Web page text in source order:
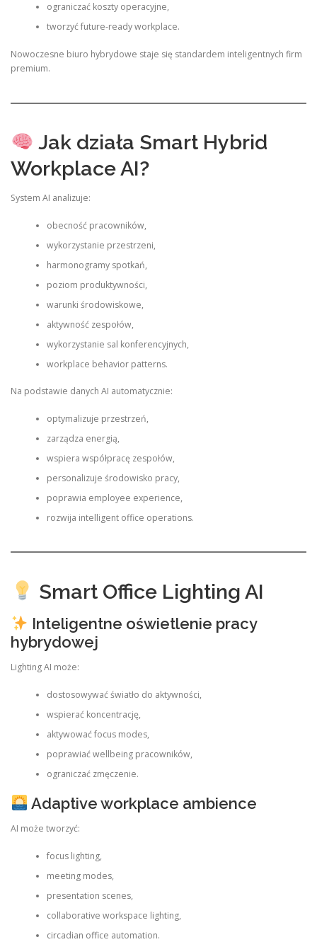
ograniczać koszty operacyjne,
tworzyć future-ready workplace.
Nowoczesne biuro hybrydowe staje się standardem inteligentnych firm
premium.
Jak działa Smart Hybrid
Workplace AI?
System AI analizuje:
obecność pracowników,
wykorzystanie przestrzeni,
harmonogramy spotkań,
poziom produktywności,
warunki środowiskowe,
aktywność zespołów,
wykorzystanie sal konferencyjnych,
workplace behavior patterns.
Na podstawie danych AI automatycznie:
optymalizuje przestrzeń,
zarządza energią,
wspiera współpracę zespołów,
personalizuje środowisko pracy,
poprawia employee experience,
rozwija intelligent office operations.
Smart Office Lighting AI
Inteligentne oświetlenie pracy
hybrydowej
Lighting AI może:
dostosowywać światło do aktywności,
wspierać koncentrację,
aktywować focus modes,
poprawiać wellbeing pracowników,
ograniczać zmęczenie.
Adaptive workplace ambience
AI może tworzyć:
focus lighting,
meeting modes,
presentation scenes,
collaborative workspace lighting,
circadian office automation.